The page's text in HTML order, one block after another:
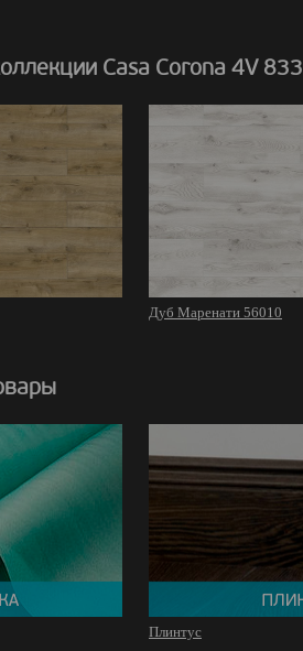
Casa Corona 4V 833
Дуб Маренати 56010
Плинтус